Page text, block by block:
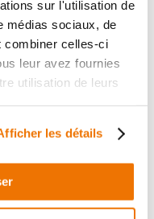
sur l'utilisation de
médias sociaux, de
combiner celles-ci
leur avez fournies
utilisation de leurs
les détails
MAJESTY
Ajouter au panier